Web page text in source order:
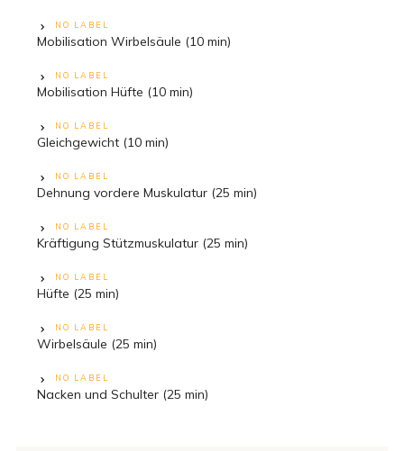
NO LABEL
Mobilisation Wirbelsäule (10 min)
NO LABEL
Mobilisation Hüfte (10 min)
NO LABEL
Gleichgewicht (10 min)
NO LABEL
Dehnung vordere Muskulatur (25 min)
NO LABEL
Kräftigung Stützmuskulatur (25 min)
NO LABEL
Hüfte (25 min)
NO LABEL
Wirbelsäule (25 min)
NO LABEL
Nacken und Schulter (25 min)